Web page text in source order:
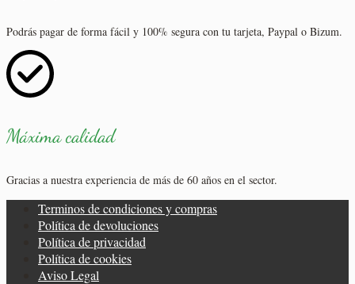
Podrás pagar de forma fácil y 100% segura con tu tarjeta, Paypal o Bizum.
Máxima calidad
Gracias a nuestra experiencia de más de 60 años en el sector.
Terminos de condiciones y compras
Política de devoluciones
Política de privacidad
Política de cookies
Aviso Legal